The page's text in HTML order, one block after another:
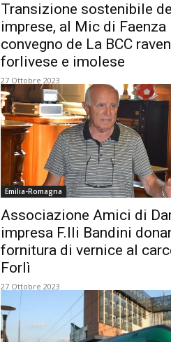
Transizione sostenibile
imprese, al Mic di Faenza
convegno de La BCC
forlivese e imolese
27 Ottobre 2023
Emilia-Romagna
Associazione Amici di
impresa F.lli Bandini
fornitura di vernice al
Forlì
27 Ottobre 2023